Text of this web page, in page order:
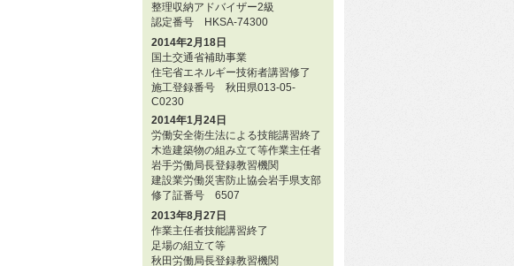
整理収納アドバイザー2級
認定番号 HKSA-74300
2014年2月18日
国土交通省補助事業
住宅省エネルギー技術者講習修了
施工登録番号 秋田県013-05-
C0230
2014年1月24日
労働安全衛生法による技能講習終了
木造建築物の組み立て等作業主任者
岩手労働局長登録教習機関
建設業労働災害防止協会岩手県支部
修了証番号 6507
2013年8月27日
作業主任者技能講習終了
足場の組立て等
秋田労働局長登録教習機関